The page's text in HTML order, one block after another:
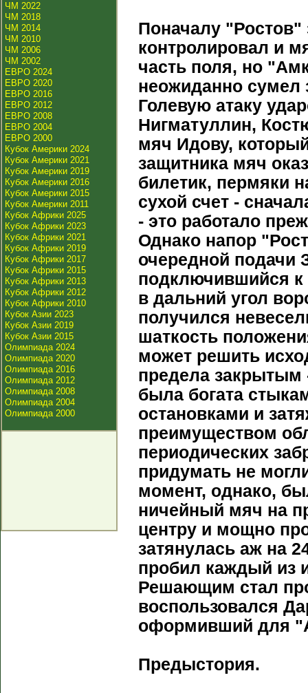
ЧМ 2022
ЧМ 2018
ЧМ 2014
ЧМ 2010
ЧМ 2006
ЧМ 2002
ЕВРО 2024
ЕВРО 2020
ЕВРО 2016
ЕВРО 2012
ЕВРО 2008
ЕВРО 2004
ЕВРО 2000
Кубок Америки 2024
Кубок Америки 2021
Кубок Америки 2019
Кубок Америки 2016
Кубок Америки 2015
Кубок Америки 2011
Кубок Африки 2025
Кубок Африки 2023
Кубок Африки 2021
Кубок Африки 2019
Кубок Африки 2017
Кубок Африки 2015
Кубок Африки 2013
Кубок Африки 2012
Кубок Африки 2010
Кубок Азии 2023
Кубок Азии 2019
Кубок Азии 2015
Олимпиада 2024
Олимпиада 2020
Олимпиада 2016
Олимпиада 2012
Олимпиада 2008
Олимпиада 2004
Олимпиада 2000
Поначалу "Ростов"
контролировал и
часть поля, но
неожиданно сумел
Голевую атаку
Нигматуллин,
мяч Идову,
защитника мяч
билетик, пермяки
сухой счет -
- это работало
Однако напор
очередной подачи
подключившийся к
в дальний угол
получился
шаткость
может решить
предела закрытым
была богата
остановками и
преимуществом
периодических
придумать не
момент, однако,
ничейный мяч на
центру и мощно
затянулась аж на
пробил каждый из
Решающим стал
воспользовался
оформивший для
Предыстория.